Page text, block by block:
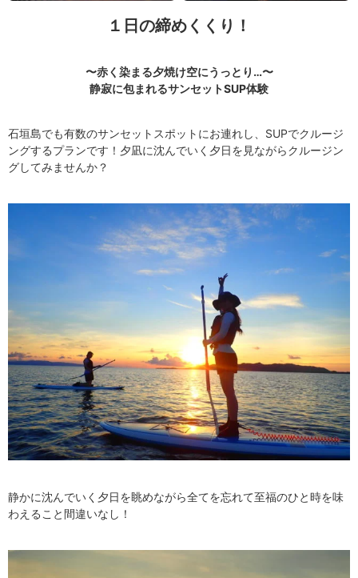
１日の締めくくり！
〜赤く染まる夕焼け空にうっとり…〜
静寂に包まれるサンセットSUP体験
石垣島でも有数のサンセットスポットにお連れし、SUPでクルージ
ングするプランです！夕凪に沈んでいく夕日を見ながらクルージン
グしてみませんか？
静かに沈んでいく夕日を眺めながら全てを忘れて至福のひと時を味
わえること間違いなし！